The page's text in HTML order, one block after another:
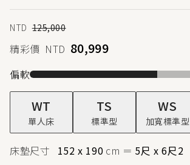
NTD 125,000
精彩價 NTD 80,999
偏軟
WT
單人床
TS
標準型
WS
加寬標準型
床墊尺寸 152 x 190 cm ＝ 5尺 x 6尺2